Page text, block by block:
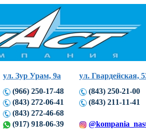
ул. Зур Урам, 9а
ул. Гвардейская,
(966) 250-17-48
(843) 250-21-00
(843) 272-06-41
(843) 211-11-41
(843) 272-46-68
(917) 918-06-39